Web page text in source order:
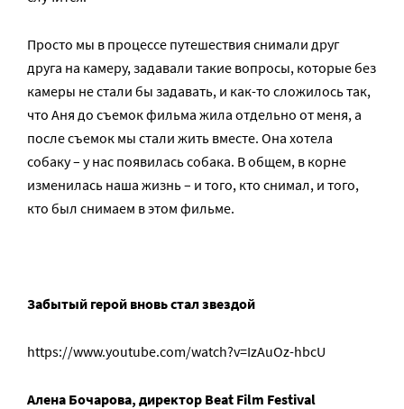
Просто мы в процессе путешествия снимали друг
друга на камеру, задавали такие вопросы, которые без
камеры не стали бы задавать, и как-то сложилось так,
что Аня до съемок фильма жила отдельно от меня, а
после съемок мы стали жить вместе. Она хотела
собаку – у нас появилась собака. В общем, в корне
изменилась наша жизнь – и того, кто снимал, и того,
кто был снимаем в этом фильме.
Забытый герой вновь стал звездой
https://www.youtube.com/watch?v=IzAuOz-hbcU
Алена Бочарова, директор Beat Film Festival